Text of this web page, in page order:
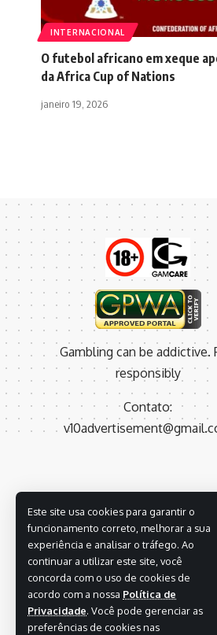
Este site usa cookies para garantir o
funcionamento correto, melhorar a sua
experiência e analisar o tráfego. Ao
continuar a utilizar este site, você
concorda com o uso de cookies de
acordo com a nossa Política de
Privacidade. Você pode gerenciar as
preferências de cookies nas
INTERNACIONAL
O futebol africano em xeque
da Africa Cup of Nations
janeiro 19, 2026
Gambling can be addictive.
responsibly
Contato: